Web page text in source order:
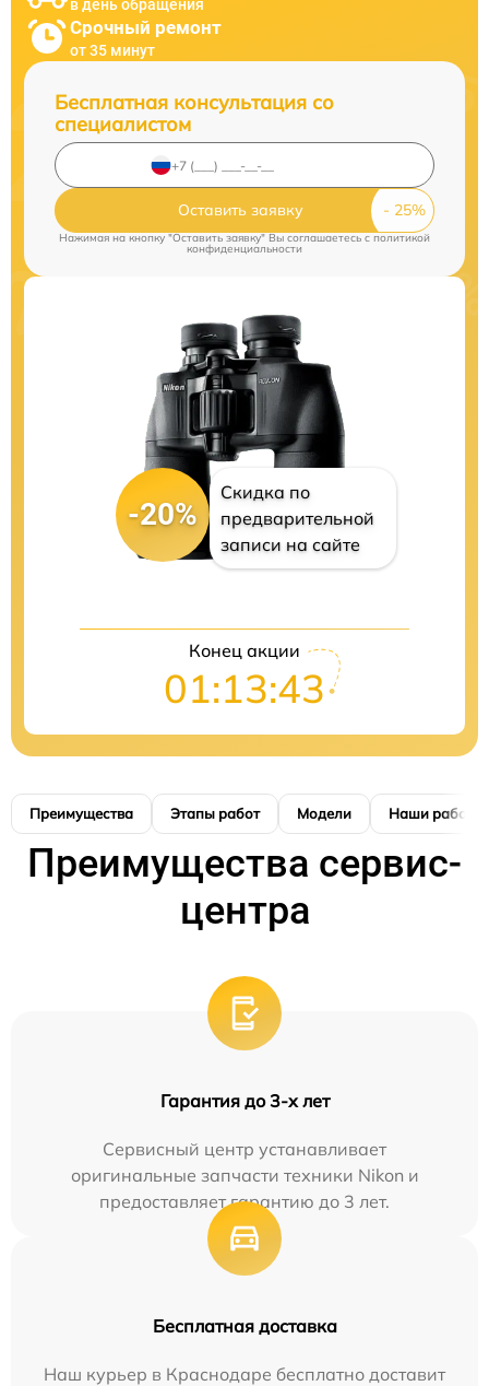
в день обращения
Срочный ремонт
от 35 минут
Бесплатная консультация со
специалистом
Оставить заявку
Нажимая на кнопку "Оставить заявку" Вы соглашаетесь cполитикой
конфиденциальности
-20%
Скидка по
предварительной
записи на сайте
Конец акции
01:13:42
Преимущества Этапы работ Модели Наши работы
Преимущества сервис-
центра
Гарантия до 3-х лет
Сервисный центр устанавливает
оригинальные запчасти техники Nikon и
предоставляет гарантию до 3 лет.
Бесплатная доставка
Наш курьер в Краснодаре бесплатно доставит